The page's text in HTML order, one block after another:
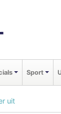
Sport
uit